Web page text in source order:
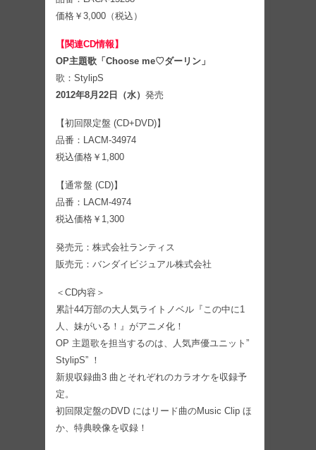
価格￥3,000（税込）
【関連CD情報】
OP主題歌「Choose me♡ダーリン」
歌：StylipS
2012年8月22日（水） 発売
【初回限定盤 (CD+DVD)】
品番：LACM-34974
税込価格￥1,800
【通常盤 (CD)】
品番：LACM-4974
税込価格￥1,300
発売元：株式会社ランティス
販売元：バンダイビジュアル株式会社
＜CD内容＞
累計44万部の大人気ライトノベル『この中に1
人、妹がいる！』がアニメ化！
OP 主題歌を担当するのは、人気声優ユニット”
StylipS” ！
新規収録曲3 曲とそれぞれのカラオケを収録予
定。
初回限定盤のDVD にはリード曲のMusic Clip ほ
か、特典映像を収録！